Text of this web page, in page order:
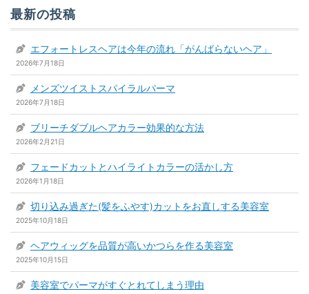
最新の投稿
エフォートレスヘアは今年の流れ「がんばらないヘア」
2026年7月18日
メンズツイストスパイラルパーマ
2026年7月18日
ブリーチダブルヘアカラー効果的な方法
2026年2月21日
フェードカットとハイライトカラーの活かし方
2026年1月18日
切り込み過ぎた(髪をふやす)カットをお直しする美容室
2025年10月18日
ヘアウィッグを品質が高いかつらを作る美容室
2025年10月15日
美容室でパーマがすぐとれてしまう理由